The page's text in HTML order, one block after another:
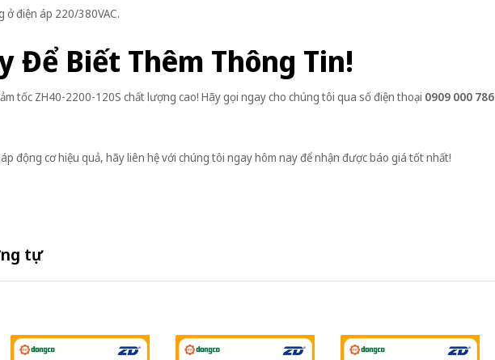
điện áp 220/380VAC.
Để Biết Thêm Thông Tin!
tốc ZH40-2200-120S chất lượng cao! Hãy gọi ngay cho chúng tôi qua số điện thoại 0909 000 786
động cơ hiệu quả, hãy liên hệ với chúng tôi ngay hôm nay để nhận được báo giá tốt nhất!
tự